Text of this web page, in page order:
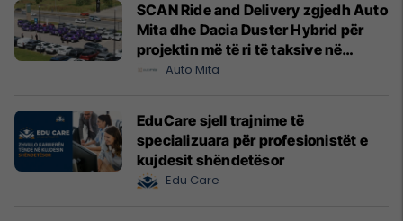
SCAN Ride and Delivery zgjedh Auto
Mita dhe Dacia Duster Hybrid për
projektin më të ri të taksive në
Prishtinë
Auto Mita
EduCare sjell trajnime të
specializuara për profesionistët e
kujdesit shëndetësor
Edu Care